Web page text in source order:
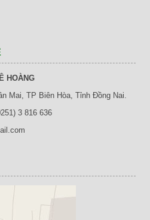
HOÀNG
Mai, TP Biên Hòa, Tỉnh Đồng Nai.
3 816 636